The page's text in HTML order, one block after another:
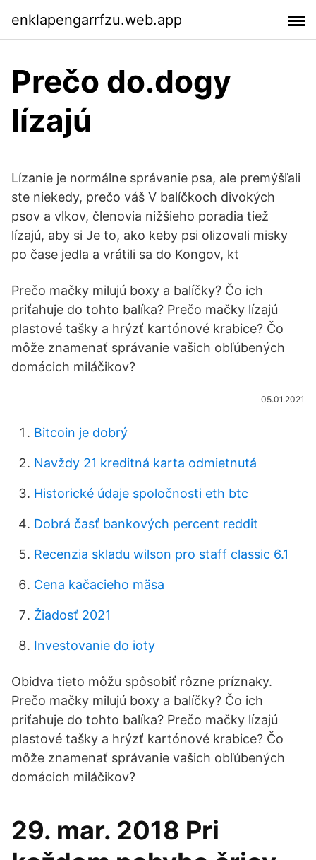
enklapengarrfzu.web.app
Prečo do.dogy
lízajú
Lízanie je normálne správanie psa, ale premýšľali
ste niekedy, prečo váš V balíčkoch divokých
psov a vlkov, členovia nižšieho poradia tiež
lízajú, aby si Je to, ako keby psi olizovali misky
po čase jedla a vrátili sa do Kongov, kt
Prečo mačky milujú boxy a balíčky? Čo ich
priťahuje do tohto balíka? Prečo mačky lízajú
plastové tašky a hrýzť kartónové krabice? Čo
môže znamenať správanie vašich obľúbených
domácich miláčikov?
05.01.2021
Bitcoin je dobrý
Navždy 21 kreditná karta odmietnutá
Historické údaje spoločnosti eth btc
Dobrá časť bankových percent reddit
Recenzia skladu wilson pro staff classic 6.1
Cena kačacieho mäsa
Žiadosť 2021
Investovanie do ioty
Obidva tieto môžu spôsobiť rôzne príznaky.
Prečo mačky milujú boxy a balíčky? Čo ich
priťahuje do tohto balíka? Prečo mačky lízajú
plastové tašky a hrýzť kartónové krabice? Čo
môže znamenať správanie vašich obľúbených
domácich miláčikov?
29. mar. 2018 Pri